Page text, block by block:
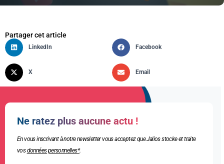
Partager cet article
LinkedIn Facebook
X Email
Ne ratez plus aucune actu !
En vous inscrivant à notre newsletter vous acceptez que Jalios stocke et traite
vosdonnées personnelles*.